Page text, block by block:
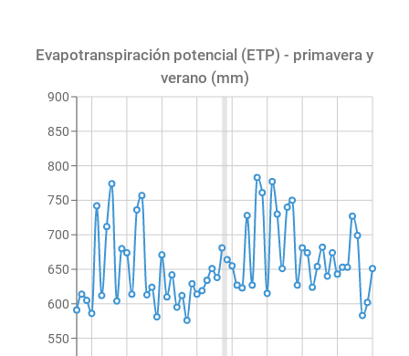
Evapotranspiración potencial (ETP) - primavera y
verano (mm)
550
600
650
700
750
800
850
900